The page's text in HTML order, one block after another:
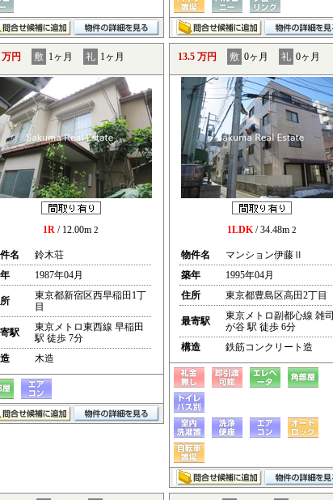
円 敷 1ヶ月 礼 1ヶ月
1R / 12.00m 2
名
鈴木荘
1987年04月
東京都新宿区西早稲田1丁
目
駅
東京メトロ東西線 早稲田
駅 徒歩 7分
木造
13.5 万円 敷 0ヶ月 礼 0ヶ月
1LDK/ 34.48m 2
物件名
マンション伊藤Ⅱ
築年
1995年04月
住所
東京都豊島区高田2丁目
最寄駅
東京メトロ副都心線 雑司
が谷 駅 徒歩 6分
構造
鉄筋コンクリート造